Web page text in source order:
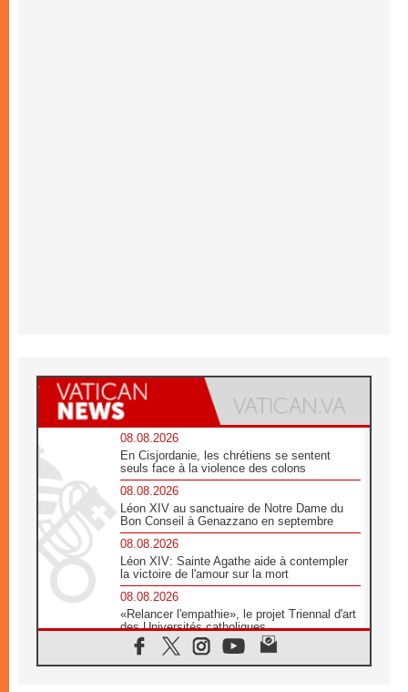
08.08.2026
En Cisjordanie, les chrétiens se sentent
seuls face à la violence des colons
08.08.2026
Léon XIV au sanctuaire de Notre Dame du
Bon Conseil à Genazzano en septembre
08.08.2026
Léon XIV: Sainte Agathe aide à contempler
la victoire de l'amour sur la mort
08.08.2026
«Relancer l'empathie», le projet Triennal d'art
des Universités catholiques
08.08.2026
Signis 2026, donner la parole aux religieuses